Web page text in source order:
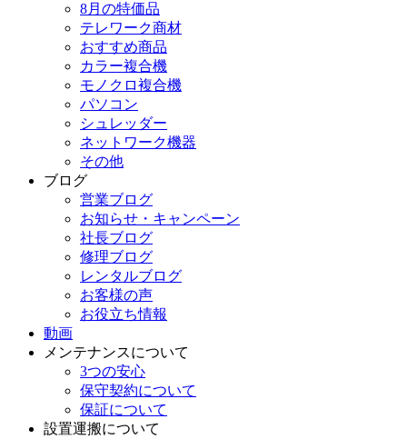
8月の特価品
テレワーク商材
おすすめ商品
カラー複合機
モノクロ複合機
パソコン
シュレッダー
ネットワーク機器
その他
ブログ
営業ブログ
お知らせ・キャンペーン
社長ブログ
修理ブログ
レンタルブログ
お客様の声
お役立ち情報
動画
メンテナンスについて
3つの安心
保守契約について
保証について
設置運搬について